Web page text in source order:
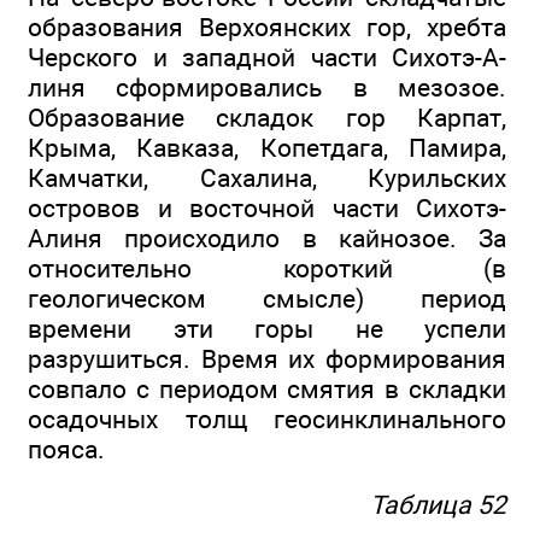
образования Верхоянских гор, хребта
Черского и западной части Сихотэ-А-
линя сформировались в мезозое.
Образование складок гор Карпат,
Крыма, Кавказа, Копетдага, Памира,
Камчатки, Сахалина, Курильских
островов и восточной части Сихотэ-
Алиня происходило в кайнозое. За
относительно короткий (в
геологическом смысле) период
времени эти горы не успели
разрушиться. Время их формирования
совпало с периодом смятия в складки
осадочных толщ геосинклинального
пояса.
Таблица 52